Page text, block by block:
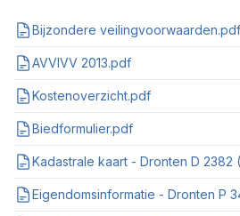
Bijzondere veilingvoorwaarden.pdf
AVVIVV 2013.pdf
Kostenoverzicht.pdf
Biedformulier.pdf
Kadastrale kaart - Dronten D 2382
Eigendomsinformatie - Dronten P